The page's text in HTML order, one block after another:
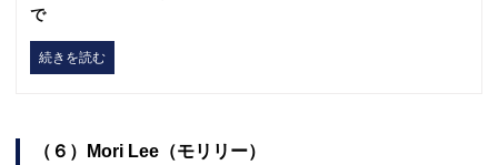
で
続きを読む
（６）Mori Lee（モリリー）